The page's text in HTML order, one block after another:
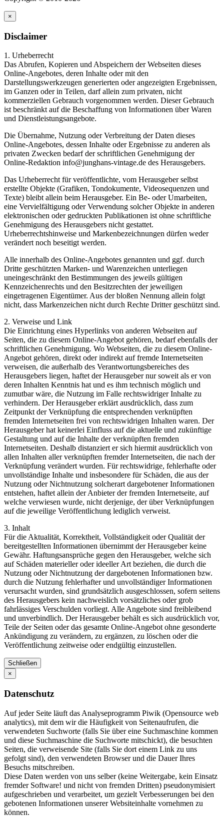
×
Disclaimer
1. Urheberrecht
Das Abrufen, Kopieren und Abspeichern der Webseiten dieses
Online-Angebotes, deren Inhalte oder mit den
Darstellungswerkzeugen generierten oder angezeigten Ergebnissen,
im Ganzen oder in Teilen, darf allein zum privaten, nicht
kommerziellen Gebrauch vorgenommen werden. Dieser Gebrauch
ist beschränkt auf die Beschaffung von Informationen über Waren
und Dienstleistungsangebote.
Die Übernahme, Nutzung oder Verbreitung der Daten dieses
Online-Angebotes, dessen Inhalte oder Ergebnisse zu anderen als
privaten Zwecken bedarf der schriftlichen Genehmigung der
Online-Redaktion info@junghans-vintage.de des Herausgebers.
Das Urheberrecht für veröffentlichte, vom Herausgeber selbst
erstellte Objekte (Grafiken, Tondokumente, Videosequenzen und
Texte) bleibt allein beim Herausgeber. Ein Be- oder Umarbeiten,
eine Vervielfältigung oder Verwendung solcher Objekte in anderen
elektronischen oder gedruckten Publikationen ist ohne schriftliche
Genehmigung des Herausgebers nicht gestattet.
Urheberrechtshinweise und Markenbezeichnungen dürfen weder
verändert noch beseitigt werden.
Alle innerhalb des Online-Angebotes genannten und ggf. durch
Dritte geschützten Marken- und Warenzeichen unterliegen
uneingeschränkt den Bestimmungen des jeweils gültigen
Kennzeichenrechts und den Besitzrechten der jeweiligen
eingetragenen Eigentümer. Aus der bloßen Nennung allein folgt
nicht, dass Markenzeichen nicht durch Rechte Dritter geschützt sind.
2. Verweise und Link
Die Einrichtung eines Hyperlinks von anderen Webseiten auf
Seiten, die zu diesem Online-Angebot gehören, bedarf ebenfalls der
schriftlichen Genehmigung. Wo Webseiten, die zu diesem Online-
Angebot gehören, direkt oder indirekt auf fremde Internetseiten
verweisen, die außerhalb des Verantwortungsbereiches des
Herausgebers liegen, haftet der Herausgeber nur soweit als er von
deren Inhalten Kenntnis hat und es ihm technisch möglich und
zumutbar wäre, die Nutzung im Falle rechtswidriger Inhalte zu
verhindern. Der Herausgeber erklärt ausdrücklich, dass zum
Zeitpunkt der Verknüpfung die entsprechenden verknüpften
fremden Internetseiten frei von rechtswidrigen Inhalten waren. Der
Herausgeber hat keinerlei Einfluss auf die aktuelle und zukünftige
Gestaltung und auf die Inhalte der verknüpften fremden
Internetseiten. Deshalb distanziert er sich hiermit ausdrücklich von
allen Inhalten aller verknüpften fremder Internetseiten, die nach der
Verknüpfung verändert wurden. Für rechtswidrige, fehlerhafte oder
unvollständige Inhalte und insbesondere für Schäden, die aus der
Nutzung oder Nichtnutzung solcherart dargebotener Informationen
entstehen, haftet allein der Anbieter der fremden Internetseite, auf
welche verwiesen wurde, nicht derjenige, der über Verknüpfungen
auf die jeweilige Veröffentlichung lediglich verweist.
3. Inhalt
Für die Aktualität, Korrektheit, Vollständigkeit oder Qualität der
bereitgestellten Informationen übernimmt der Herausgeber keine
Gewähr. Haftungsansprüche gegen den Herausgeber, welche sich
auf Schäden materieller oder ideeller Art beziehen, die durch die
Nutzung oder Nichtnutzung der dargebotenen Informationen bzw.
durch die Nutzung fehlerhafter und unvollständiger Informationen
verursacht wurden, sind grundsätzlich ausgeschlossen, sofern seitens
des Herausgebers kein nachweislich vorsätzliches oder grob
fahrlässiges Verschulden vorliegt. Alle Angebote sind freibleibend
und unverbindlich. Der Herausgeber behält es sich ausdrücklich vor,
Teile der Seiten oder das gesamte Online-Angebot ohne gesonderte
Ankündigung zu verändern, zu ergänzen, zu löschen oder die
Veröffentlichung zeitweise oder endgültig einzustellen.
Schließen
×
Datenschutz
Auf jeder Seite läuft das Analyseprogramm Piwik (Opensource web
analytics), mit dem wir die Häufigkeit von Seitenaufrufen, die
verwendeten Suchworte (falls Sie über eine Suchmaschine kommen
und diese Suchmaschine die Suchworte mitschickt), die besuchten
Seiten, die verweisende Site (falls Sie dort einem Link zu uns
gefolgt sind), den verwendeten Browser und die Dauer Ihres
Besuchs mitschreiben.
Diese Daten werden von uns selber (keine Weitergabe, kein Einsatz
fremder Software! und nicht von fremden Dritten) pseudonymisiert
aufgeschrieben und verarbeitet, um gezielt Verbesserungen bei den
gebotenen Informationen unserer Websiteinhalte vornehmen zu
können.